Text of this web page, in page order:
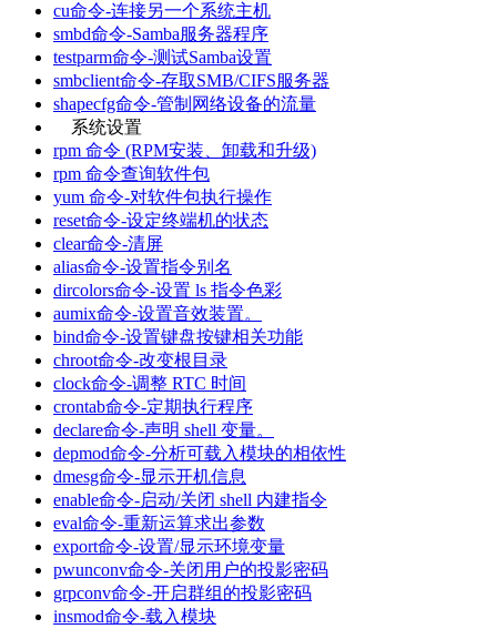
cu命令-连接另一个系统主机
smbd命令-Samba服务器程序
testparm命令-测试Samba设置
smbclient命令-存取SMB/CIFS服务器
shapecfg命令-管制网络设备的流量
系统设置
rpm 命令 (RPM安装、卸载和升级)
rpm 命令查询软件包
yum 命令-对软件包执行操作
reset命令-设定终端机的状态
clear命令-清屏
alias命令-设置指令别名
dircolors命令-设置 ls 指令色彩
aumix命令-设置音效装置。
bind命令-设置键盘按键相关功能
chroot命令-改变根目录
clock命令-调整 RTC 时间
crontab命令-定期执行程序
declare命令-声明 shell 变量。
depmod命令-分析可载入模块的相依性
dmesg命令-显示开机信息
enable命令-启动/关闭 shell 内建指令
eval命令-重新运算求出参数
export命令-设置/显示环境变量
pwunconv命令-关闭用户的投影密码
grpconv命令-开启群组的投影密码
insmod命令-载入模块